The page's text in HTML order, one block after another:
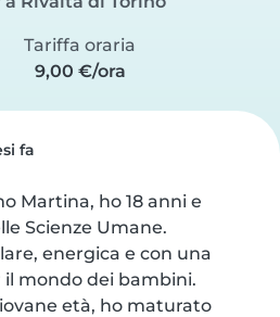
Tariffa oraria
9,00 €/ora
fa
Martina, ho 18 anni e
Scienze Umane.
energica e con una
mondo dei bambini.
età, ho maturato